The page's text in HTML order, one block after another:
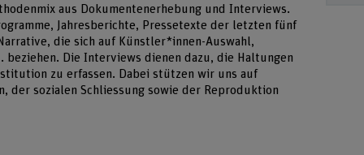
aus Dokumentenerhebung und Interviews.
Jahresberichte, Pressetexte der letzten fünf
die sich auf Künstler*innen-Auswahl,
Die Interviews dienen dazu, die Haltungen
zu erfassen. Dabei stützen wir uns auf
der sozialen Schliessung sowie der Reproduktion